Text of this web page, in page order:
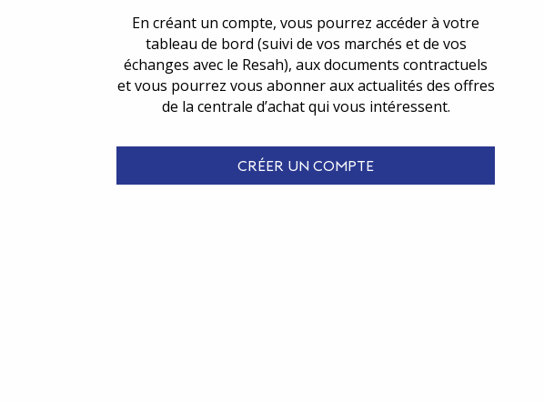
En créant un compte, vous pourrez accéder à votre
tableau de bord (suivi de vos marchés et de vos
échanges avec le Resah), aux documents contractuels
et vous pourrez vous abonner aux actualités des offres
de la centrale d’achat qui vous intéressent.
CRÉER UN COMPTE